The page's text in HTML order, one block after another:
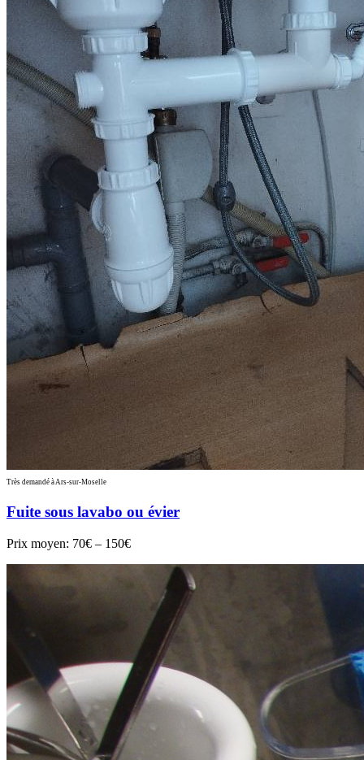
Très demandé à Ars-sur-Moselle
Fuite sous lavabo ou évier
Prix moyen: 70€ – 150€